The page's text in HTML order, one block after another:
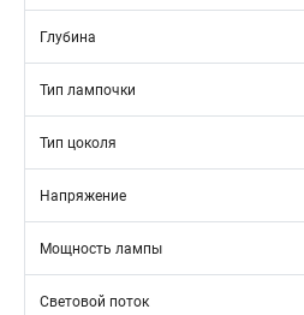
Глубина
Тип лампочки
Тип цоколя
Напряжение
Мощность лампы
Световой поток